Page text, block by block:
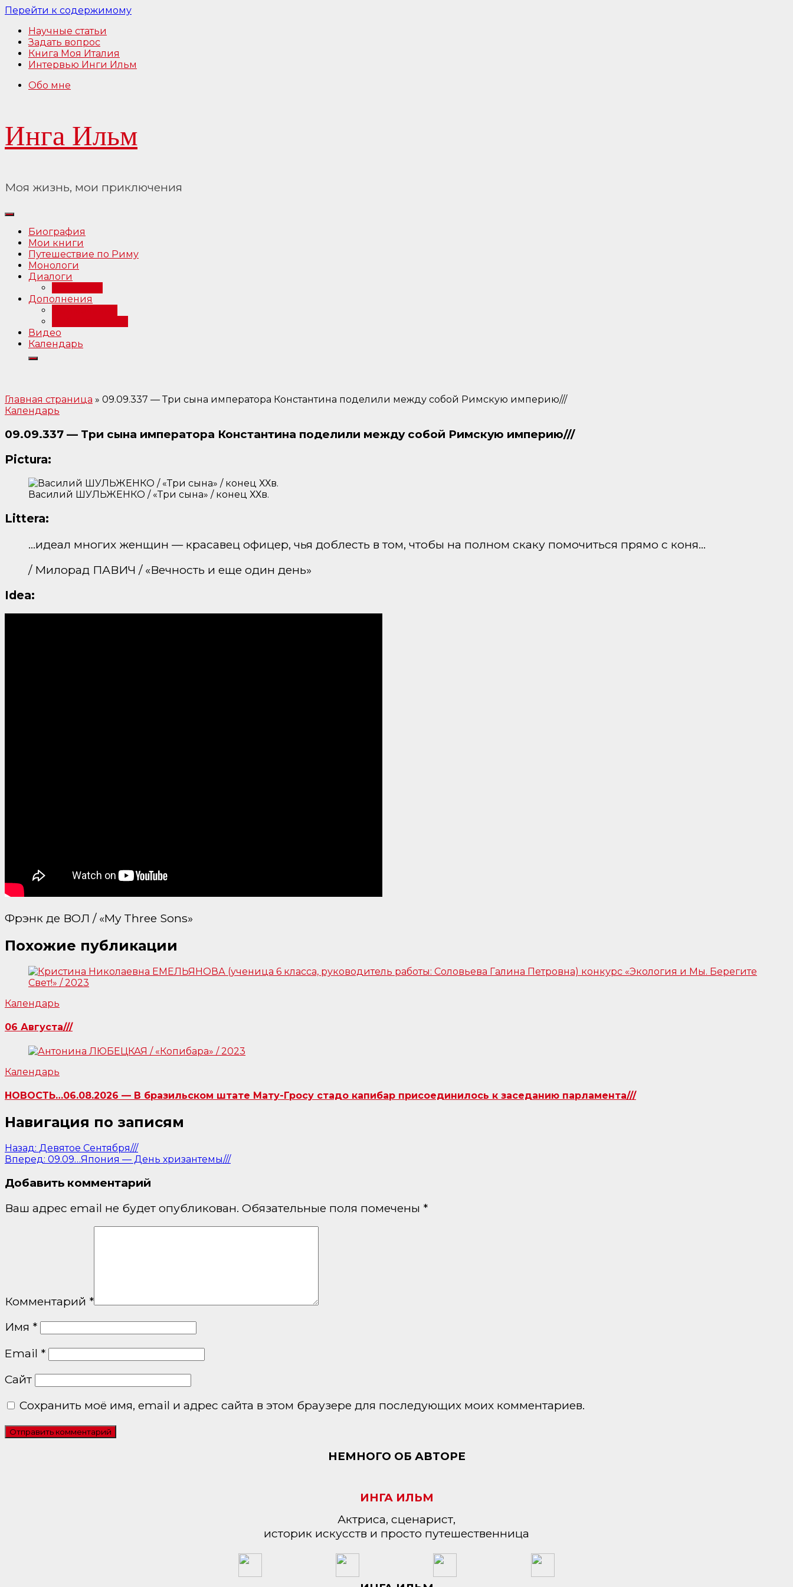
Перейти к содержимому
Научные статьи
Задать вопрос
Книга Моя Италия
Интервью Инги Ильм
Обо мне
Инга Ильм
Моя жизнь, мои приключения
Биография
Мои книги
Путешествие по Риму
Монологи
Диалоги
Дополнения
Видео
Календарь
Главная страница » 09.09.337 — Три сына императора Константина поделили между собой Римскую империю///
Календарь
09.09.337 — Три сына императора Константина поделили между собой Римскую империю///
Pictura:
Василий ШУЛЬЖЕНКО / «Три сына» / конец ХХв.
Littera:
…идеал многих женщин — красавец офицер, чья доблесть в том, чтобы на полном скаку помочиться прямо с коня…
/ Милорад ПАВИЧ / «Вечность и еще один день»
Idea:
Фрэнк де ВОЛ / «My Three Sons»
Похожие публикации
Календарь
06 Августа///
Календарь
НОВОСТЬ…06.08.2026 — В бразильском штате Мату-Гросу стадо капибар присоединилось к заседанию парламента///
Навигация по записям
Назад: Девятое Сентября///
Вперед: 09.09…Япония — День хризантемы///
Добавить комментарий
Ваш адрес email не будет опубликован. Обязательные поля помечены *
Комментарий *
Имя *
Email *
Сайт
Сохранить моё имя, email и адрес сайта в этом браузере для последующих моих комментариев.
НЕМНОГО ОБ АВТОРЕ
ИНГА ИЛЬМ
Актриса, сценарист,
историк искусств и просто путешественница